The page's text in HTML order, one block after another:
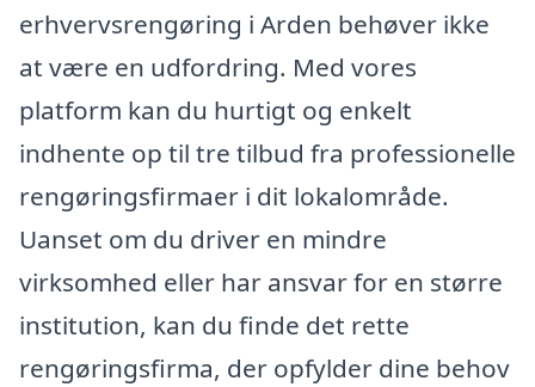
erhvervsrengøring i Arden behøver ikke
at være en udfordring. Med vores
platform kan du hurtigt og enkelt
indhente op til tre tilbud fra professionelle
rengøringsfirmaer i dit lokalområde.
Uanset om du driver en mindre
virksomhed eller har ansvar for en større
institution, kan du finde det rette
rengøringsfirma, der opfylder dine behov